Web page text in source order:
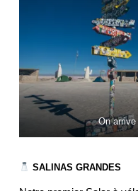
On
SALINAS GRANDES